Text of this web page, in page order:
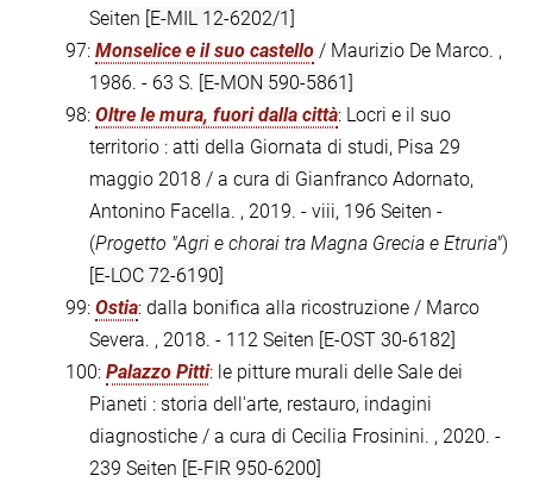
Seiten [E-MIL 12-6202/1]
97: Monselice e il suo castello / Maurizio De Marco. ,
1986. - 63 S. [E-MON 590-5861]
98: Oltre le mura, fuori dalla città: Locri e il suo
territorio : atti della Giornata di studi, Pisa 29
maggio 2018 / a cura di Gianfranco Adornato,
Antonino Facella. , 2019. - viii, 196 Seiten -
(Progetto "Agri e chorai tra Magna Grecia e Etruria")
[E-LOC 72-6190]
99: Ostia: dalla bonifica alla ricostruzione / Marco
Severa. , 2018. - 112 Seiten [E-OST 30-6182]
100: Palazzo Pitti: le pitture murali delle Sale dei
Pianeti : storia dell'arte, restauro, indagini
diagnostiche / a cura di Cecilia Frosinini. , 2020. -
239 Seiten [E-FIR 950-6200]